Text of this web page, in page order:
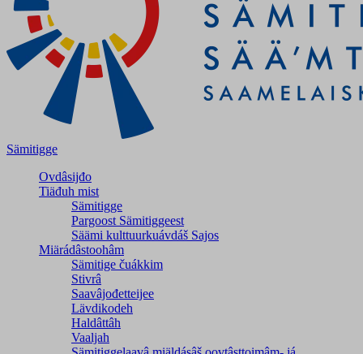
Sämitigge
Ovdâsijđo
Tiäđuh mist
Sämitigge
Pargoost Sämitiggeest
Säämi kulttuurkuávdáš Sajos
Miärádâstoohâm
Sämitige čuákkim
Stivrâ
Saavâjođetteijee
Lävdikodeh
Haldâttâh
Vaaljah